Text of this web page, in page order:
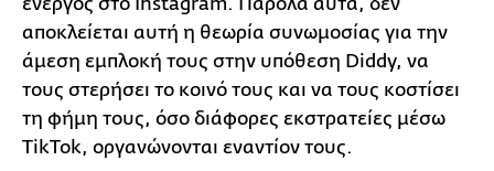
αποκλείεται αυτή η θεωρία συνωμοσίας για την
άμεση εμπλοκή τους στην υπόθεση Diddy, να
τους στερήσει το κοινό τους και να τους κοστίσει
τη φήμη τους, όσο διάφορες εκστρατείες μέσω
TikTok, οργανώνονται εναντίον τους.